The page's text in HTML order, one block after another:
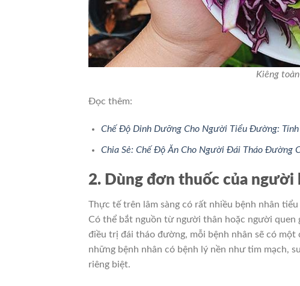
Kiêng
Đọc thêm:
Chế Độ Dinh Dưỡng Cho Người Tiểu Đường: Tính
Chia Sẻ: Chế Độ Ăn Cho Người Đái Tháo Đường
2. Dùng đơn thuốc của người
Thực tế trên lâm sàng có rất nhiều bệnh nhân
Có thể bắt nguồn từ người thân hoặc người quen
điều trị đái tháo đường, mỗi bệnh nhân sẽ có
những bệnh nhân có bệnh lý nền như tim mạch,
riêng biệt.